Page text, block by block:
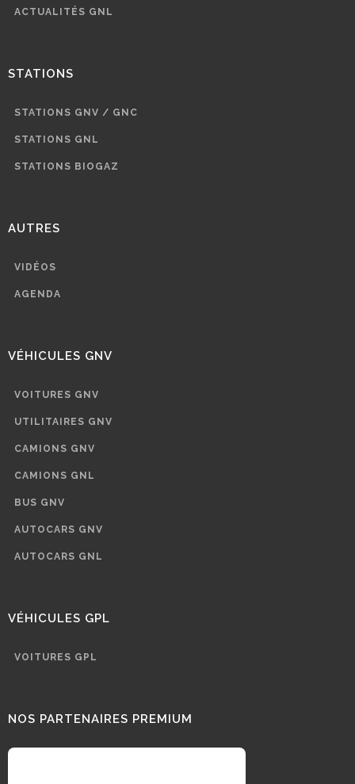
ACTUALITÉS GNL
STATIONS
STATIONS GNV / GNC
STATIONS GNL
STATIONS BIOGAZ
AUTRES
VIDÉOS
AGENDA
VÉHICULES GNV
VOITURES GNV
UTILITAIRES GNV
CAMIONS GNV
CAMIONS GNL
BUS GNV
AUTOCARS GNV
AUTOCARS GNL
VÉHICULES GPL
VOITURES GPL
NOS PARTENAIRES PREMIUM